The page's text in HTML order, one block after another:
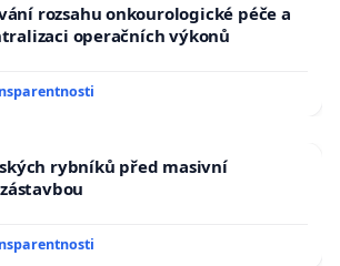
rozsahu onkourologické péče a
operačních výkonů
rybníků před masivní